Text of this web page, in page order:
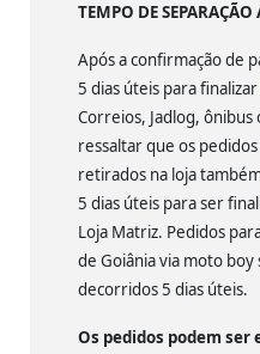
TEMPO DE
Após a confirmação de
5 dias úteis para
Correios, Jadlog,
ressaltar que os
retirados na loja
5 dias úteis para ser
Loja Matriz. Pedidos
de Goiânia via moto
decorridos 5 dias úteis.
Os pedidos podem ser